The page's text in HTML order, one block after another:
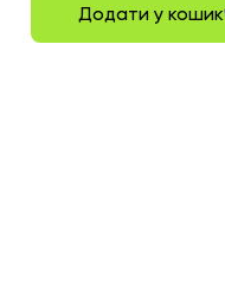
Додати у кошик